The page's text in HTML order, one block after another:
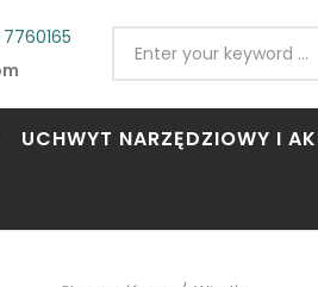
UCHWYT NARZĘDZIOWY I